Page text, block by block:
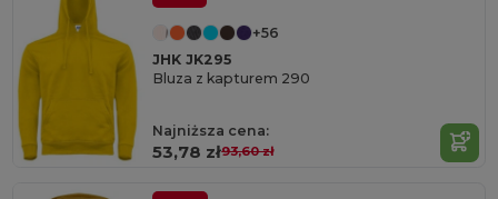
+56
JHK JK295
Bluza z kapturem 290
Najniższa cena:
53,78 zł93,60 zł